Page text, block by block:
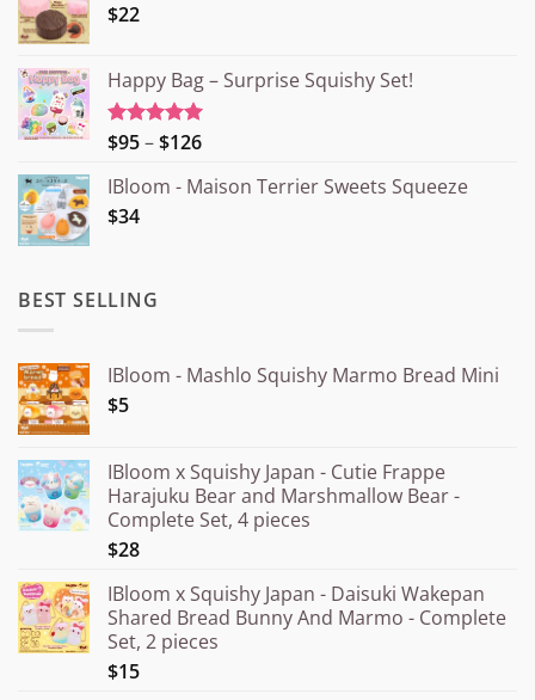
$22
Happy Bag – Surprise Squishy Set!
Rated5.00
$95–$126Price
¥15.000
IBloom - Maison Terrier Sweets Squeeze
$34
BEST SELLING
IBloom - Mashlo Squishy Marmo Bread Mini
$5
IBloom x Squishy Japan - Cutie Frappe
Harajuku Bear and Marshmallow Bear -
Complete Set, 4 pieces
$28
IBloom x Squishy Japan - Daisuki Wakepan
Shared Bread Bunny And Marmo - Complete
Set, 2 pieces
$15